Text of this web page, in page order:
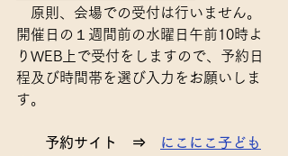
原則、会場での受付は行いません。
開催日の１週間前の水曜日午前10時よ
りWEB上で受付をしますので、予約日
程及び時間帯を選び入力をお願いしま
す。
予約サイト　⇒
にこにこ子ども